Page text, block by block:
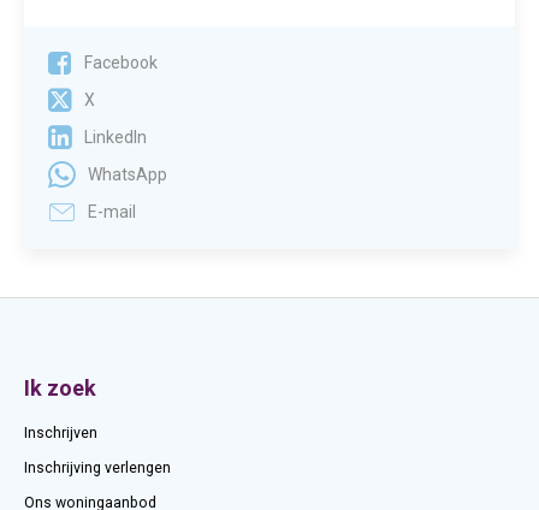
Facebook
X
LinkedIn
WhatsApp
E-mail
Contactinformatie
Ik zoek
Inschrijven
Inschrijving verlengen
Ons woningaanbod